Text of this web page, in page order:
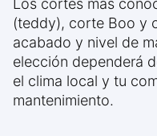
Los cortes más
(teddy), corte Boo y
acabado y nivel de
elección dependerá
el clima local y tu
mantenimiento.